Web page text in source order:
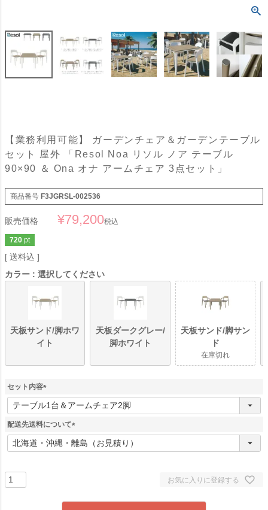
【業務利用可能】 ガーデンチェア＆ガーデンテーブル
セット 屋外 「Resol Noa リソル ノア テーブル
90×90 ＆ Ona オナ アームチェア 3点セット」
商品番号 F3JGRSL-002536
販売価格 ¥79,200税込
720 pt
送料込
カラー
選択してください
天板サンド/脚ホワ
イト
天板ダークグレー/
脚ホワイト
天板サンド/脚サン
ド
在庫切れ
セット内容
(
必
須
配送先送料について
(
必
お気に入りに登録する